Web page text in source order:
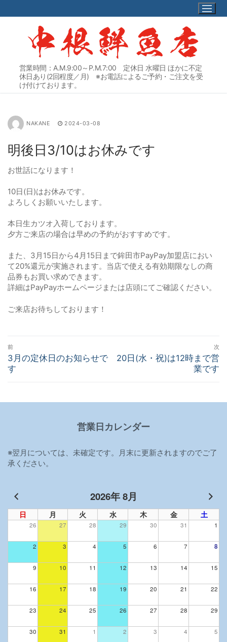
ン
営業時間：A.M.9:00～P.M.7:00 定休日 水曜日 ほかに不定
休日あり(2回程度／月) ※お電話によるご予約・ご注文を受
け付けております。
NAKANE 2024-03-08
明後日3/10はお休みです
お世話になります！
10日(日)はお休みです。
よろしくお願いいたします。
本日生カツオ入荷しております。
夕方ご来店の場合は早めの予約がおすすめです。
また、3月15日から4月15日まで鉾田市PayPay加盟店におい
て20%還元が実施されます。当店で使える有効期限なしの商
品券もお買い求めできます。
詳細はPayPayホームページまたは店頭にてご確認ください。
ご来店お待ちしております！
投
稿
ナ
ゲ
ョ
ン
前
前
の
3月の定休日のお知らせで
す
次
次
20日(水・祝)は12時まで営
業です
営業日カレンダー
※翌月については、未確定です。月末に更新されますのでご了
承ください。
2026年 8月
日 月 火 水 木 金 土
26 27 28 29 30 31 1
2 3 4 5 6 7 8
9 10 11 12 13 14 15
16 17 18 19 20 21 22
23 24 25 26 27 28 29
30 31 1 2 3 4 5